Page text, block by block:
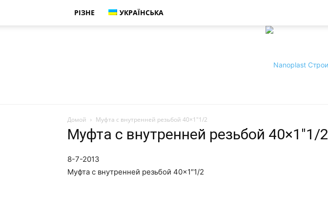
РІЗНЕ УКРАЇНСЬКА
Домой Муфта с внутренней резьбой 40×1″1/2
Муфта с внутренней резьбой 40×1″1/2
8-7-2013
Муфта с внутренней резьбой 40×1″1/2